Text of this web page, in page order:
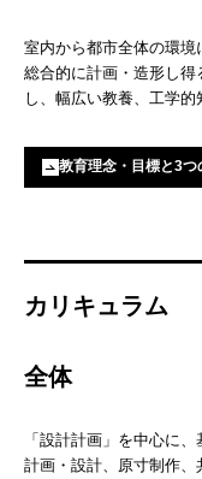
室内から都市全体の環
総合的に計画・造形し
し、幅広い教養、工学的
教育理念・目標と3つ
カリキュラム
全体
「設計計画」を中心に
計画・設計、原寸制作、